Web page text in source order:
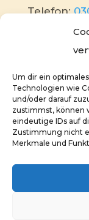
Um dir ein
Technologien wie
und/oder darauf
zustimmst, können
eindeutige IDs auf
Zustimmung nicht
Merkmale und
Telefon:
Impressum
Verkauf